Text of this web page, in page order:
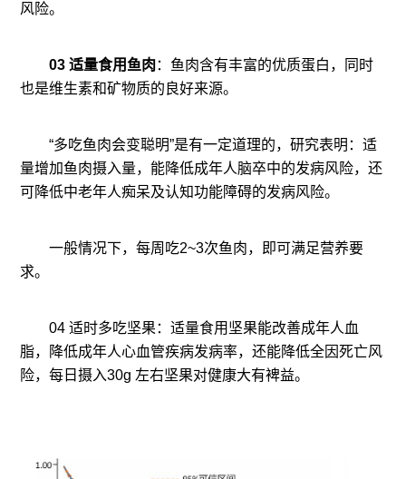
风险。
03 适量食用鱼肉 ：鱼肉含有丰富的优质蛋白，同时
也是维生素和矿物质的良好来源。
“多吃鱼肉会变聪明”是有一定道理的，研究表明：适
量增加鱼肉摄入量，能降低成年人脑卒中的发病风险，还
可降低中老年人痴呆及认知功能障碍的发病风险。
一般情况下，每周吃2~3次鱼肉，即可满足营养要
求。
04 适时多吃坚果：适量食用坚果能改善成年人血
脂，降低成年人心血管疾病发病率，还能降低全因死亡风
险，每日摄入30g 左右坚果对健康大有裨益。